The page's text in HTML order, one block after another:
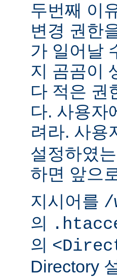
두번째 이
변경 권한
가 일어날
지 곰곰이
다 적은 권
다. 사용자
려라. 사용
설정하였
하면 앞으
지시어를 /
의
의
Directory